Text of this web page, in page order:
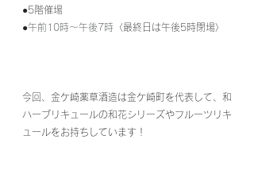
●5階催場
●午前10時～午後7時 〈最終日は午後5時閉場〉
今回、金ケ崎薬草酒造は金ケ崎町を代表して、和
ハーブリキュールの和花シリーズやフルーツリキ
ュールをお持ちしています！